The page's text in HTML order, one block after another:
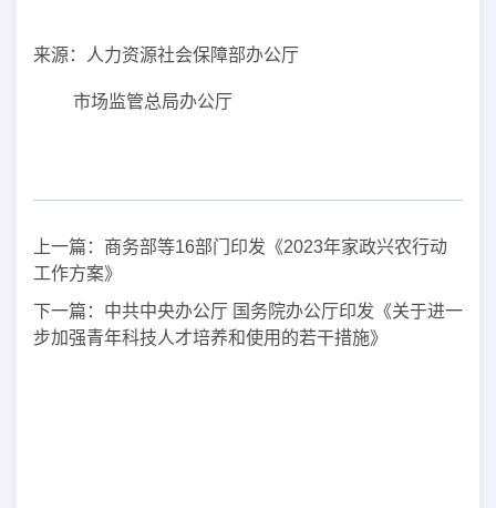
来源：人力资源社会保障部办公厅
市场监管总局办公厅
上一篇： 商务部等16部门印发《2023年家政兴农行动
工作方案》
下一篇： 中共中央办公厅 国务院办公厅印发《关于进一
步加强青年科技人才培养和使用的若干措施》